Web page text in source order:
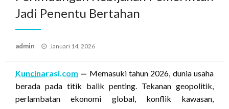
Jadi Penentu Bertahan
admin
Posted
Januari 14, 2026
Kuncinarasi.com — Memasuki tahun 2026, dunia usaha
berada pada titik balik penting. Tekanan geopolitik,
perlambatan ekonomi global, konflik kawasan,